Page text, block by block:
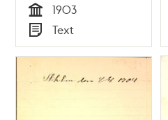
Tid
1903
Typ
Text